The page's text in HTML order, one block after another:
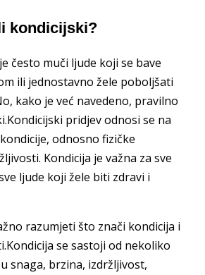
kondicijski?
često muči ljude koji se bave
ili jednostavno žele poboljšati
kako je već navedeno, pravilno
pridjev odnosi se na
odnosno fizičke
Kondicija je važna za sve
ljude koji žele biti zdravi i
razumjeti što znači kondicija i
se sastoji od nekoliko
snaga, brzina, izdržljivost,